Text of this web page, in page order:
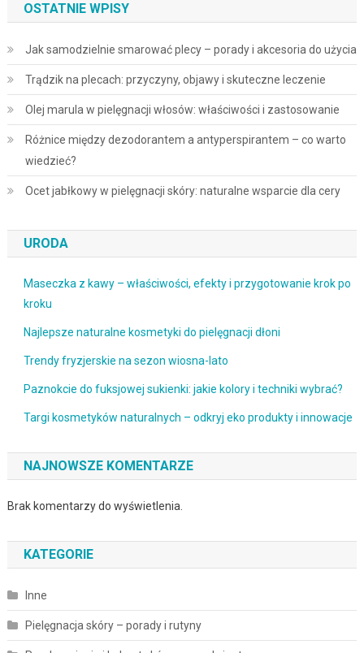
OSTATNIE WPISY
Jak samodzielnie smarować plecy – porady i akcesoria do użycia
Trądzik na plecach: przyczyny, objawy i skuteczne leczenie
Olej marula w pielęgnacji włosów: właściwości i zastosowanie
Różnice między dezodorantem a antyperspirantem – co warto
wiedzieć?
Ocet jabłkowy w pielęgnacji skóry: naturalne wsparcie dla cery
URODA
Maseczka z kawy – właściwości, efekty i przygotowanie krok po
kroku
Najlepsze naturalne kosmetyki do pielęgnacji dłoni
Trendy fryzjerskie na sezon wiosna-lato
Paznokcie do fuksjowej sukienki: jakie kolory i techniki wybrać?
Targi kosmetyków naturalnych – odkryj eko produkty i innowacje
NAJNOWSZE KOMENTARZE
Brak komentarzy do wyświetlenia.
KATEGORIE
Inne
Pielęgnacja skóry – porady i rutyny